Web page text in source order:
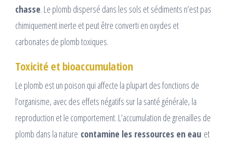
chasse. Le plomb dispersé dans les sols et sédiments n’est pas
chimiquement inerte et peut être converti en oxydes et
carbonates de plomb toxiques.​
Toxicité et bioaccumulation
Le plomb est un poison qui affecte la plupart des fonctions de
l’organisme, avec des effets négatifs sur la santé générale, la
reproduction et le comportement. L’accumulation de grenailles de
plomb dans la nature contamine les ressources en eau et